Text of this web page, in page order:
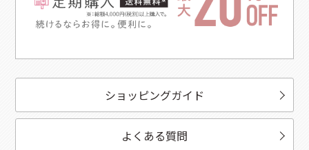
ショッピングガイド
よくある質問